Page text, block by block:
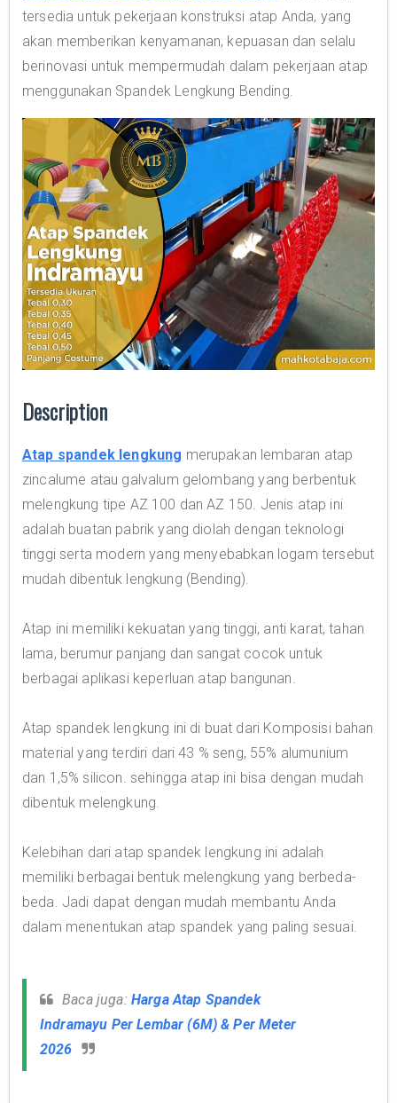
tersedia untuk pekerjaan konstruksi atap Anda, yang
akan memberikan kenyamanan, kepuasan dan selalu
berinovasi untuk mempermudah dalam pekerjaan atap
menggunakan Spandek Lengkung Bending.
Description
Atap spandek lengkung merupakan lembaran atap
zincalume atau galvalum gelombang yang berbentuk
melengkung tipe AZ 100 dan AZ 150. Jenis atap ini
adalah buatan pabrik yang diolah dengan teknologi
tinggi serta modern yang menyebabkan logam tersebut
mudah dibentuk lengkung (Bending).
Atap ini memiliki kekuatan yang tinggi, anti karat, tahan
lama, berumur panjang dan sangat cocok untuk
berbagai aplikasi keperluan atap bangunan.
Atap spandek lengkung ini di buat dari Komposisi bahan
material yang terdiri dari 43 % seng, 55% alumunium
dan 1,5% silicon. sehingga atap ini bisa dengan mudah
dibentuk melengkung.
Kelebihan dari atap spandek lengkung ini adalah
memiliki berbagai bentuk melengkung yang berbeda-
beda. Jadi dapat dengan mudah membantu Anda
dalam menentukan atap spandek yang paling sesuai.
Baca juga: Harga Atap Spandek
Indramayu Per Lembar (6M) & Per Meter
2026